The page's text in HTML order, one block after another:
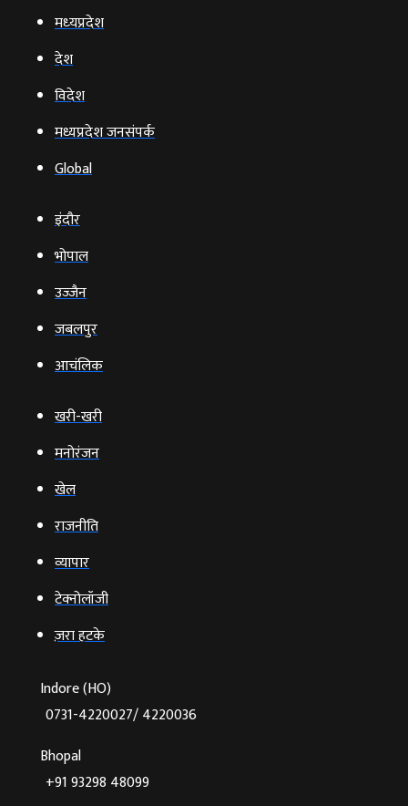
मध्‍यप्रदेश
देश
विदेश
मध्यप्रदेश जनसंपर्क
Global
इंदौर
भोपाल
उज्‍जैन
जबलपुर
आचंलिक
खरी-खरी
मनोरंजन
खेल
राजनीति
व्‍यापार
टेक्‍नोलॉजी
ज़रा हटके
Indore (HO)
0731-4220027/ 4220036
Bhopal
+91 93298 48099